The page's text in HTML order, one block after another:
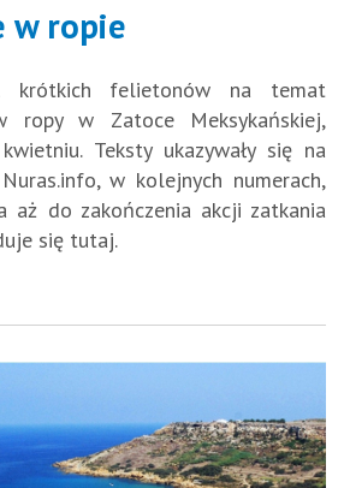
w ropie
krótkich felietonów na temat
ropy w Zatoce Meksykańskiej,
Teksty ukazywały się na
w kolejnych numerach,
aż do zakończenia akcji zatkania
się tutaj.